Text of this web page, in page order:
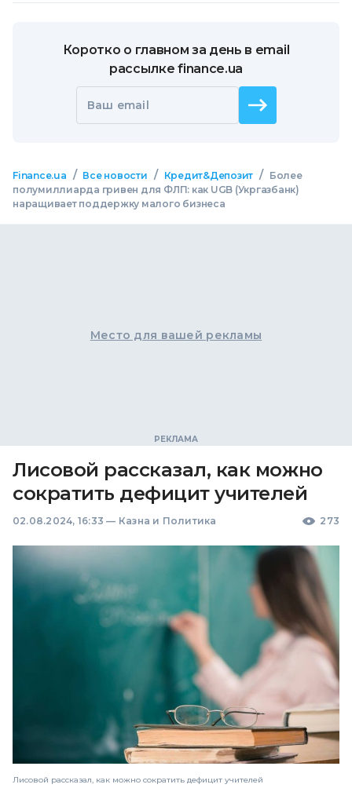
Коротко о главном за день в email
рассылке finance.ua
Ваш email
Finance.ua / Все новости / Кредит&Депозит /
Более
полумиллиарда гривен для ФЛП: как UGB (Укргазбанк)
наращивает поддержку малого бизнеса
Место для вашей рекламы
Лисовой рассказал, как можно
сократить дефицит учителей
02.08.2024, 16:33 — Казна и Политика 273
Лисовой рассказал, как можно сократить дефицит учителей